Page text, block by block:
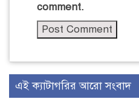
comment.
এই ক্যাটাগরির আরো সংবাদ